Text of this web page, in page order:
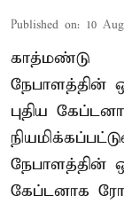
Published on: 10
காத்மண்டு
நேபாளத்தின்
புதிய
நேபாளத்தின்
கேப்டனாக